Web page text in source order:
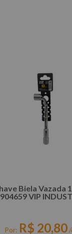
Biela Vazada
904659 VIP
Por: R$ 20,80/